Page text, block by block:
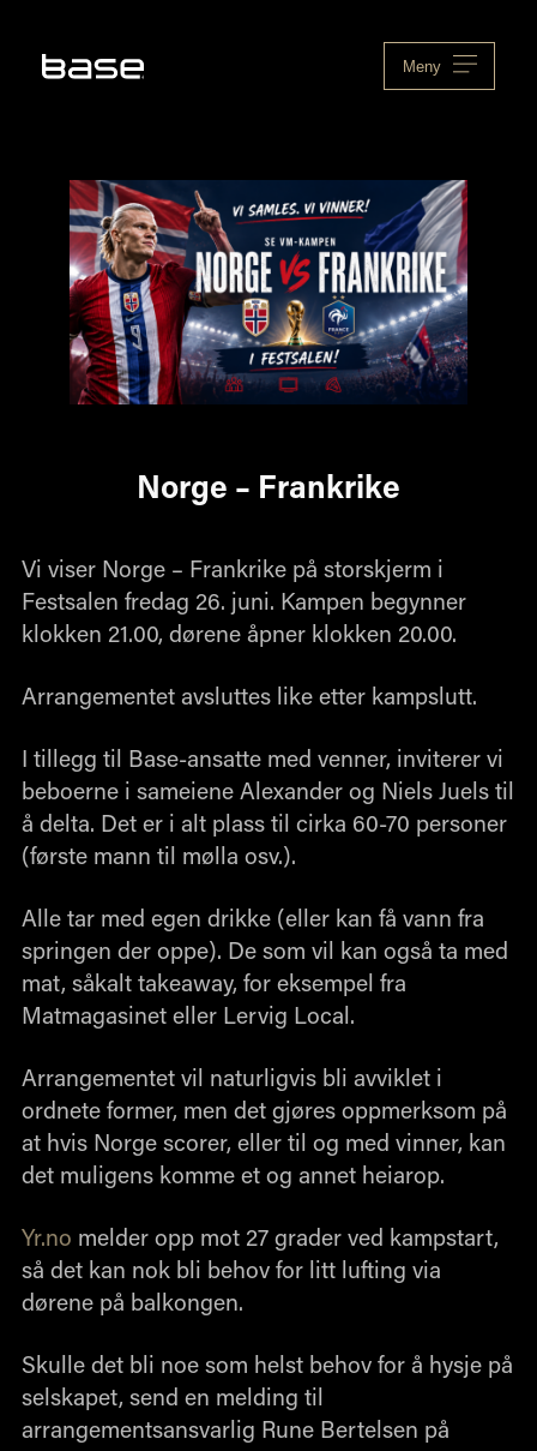
content
Meny
Norge – Frankrike
Vi viser Norge – Frankrike på storskjerm i
Festsalen fredag 26. juni. Kampen begynner
klokken 21.00, dørene åpner klokken 20.00.
Arrangementet avsluttes like etter kampslutt.
I tillegg til Base-ansatte med venner, inviterer vi
beboerne i sameiene Alexander og Niels Juels til
å delta. Det er i alt plass til cirka 60-70 personer
(første mann til mølla osv.).
Alle tar med egen drikke (eller kan få vann fra
springen der oppe). De som vil kan også ta med
mat, såkalt takeaway, for eksempel fra
Matmagasinet eller Lervig Local.
Arrangementet vil naturligvis bli avviklet i
ordnete former, men det gjøres oppmerksom på
at hvis Norge scorer, eller til og med vinner, kan
det muligens komme et og annet heiarop.
Yr.no melder opp mot 27 grader ved kampstart,
så det kan nok bli behov for litt lufting via
dørene på balkongen.
Skulle det bli noe som helst behov for å hysje på
selskapet, send en melding til
arrangementsansvarlig Rune Bertelsen på